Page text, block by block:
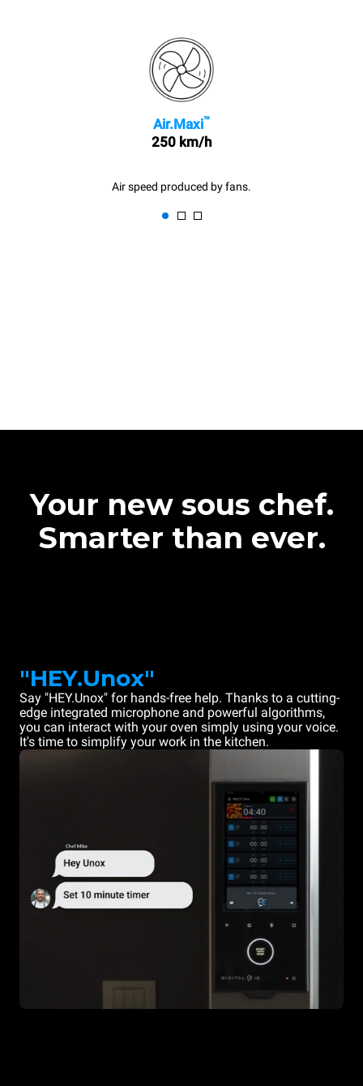
Air.Maxi™
250 km/h
Air speed produced by fans.
Your new sous chef.
Smarter than ever.
"HEY.Unox"
Say "HEY.Unox" for hands-free help. Thanks to a cutting-
edge integrated microphone and powerful algorithms,
you can interact with your oven simply using your voice.
It's time to simplify your work in the kitchen.